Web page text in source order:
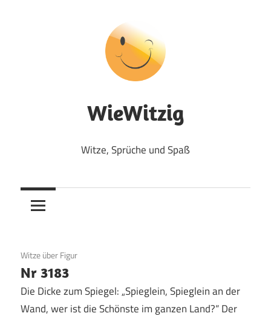
WieWitzig
Witze, Sprüche und Spaß
27. Juli 2017
Witze über Figur
Nr 3183
Die Dicke zum Spiegel: „Spieglein, Spieglein an der
Wand, wer ist die Schönste im ganzen Land?“ Der